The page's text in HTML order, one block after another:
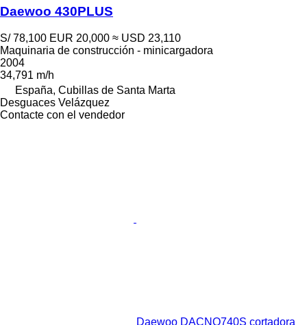
Daewoo 430PLUS
S/ 78,100 EUR 20,000 ≈ USD 23,110
Maquinaria de construcción - minicargadora
2004
34,791 m/h
España, Cubillas de Santa Marta
Desguaces Velázquez
Contacte con el vendedor
Daewoo DACNQ740S cortadora